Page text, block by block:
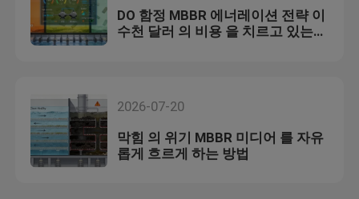
DO 함정 MBBR 에너레이션 전략 이
수천 달러 의 비용 을 치르고 있는
2026-07-20
막힘 의 위기 MBBR 미디어 를 자유
롭게 흐르게 하는 방법